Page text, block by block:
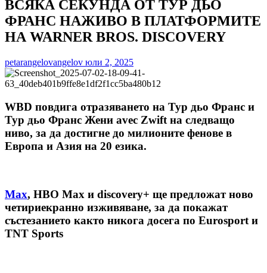
ВСЯКА СЕКУНДА ОТ ТУР ДЬО
ФРАНС НАЖИВО В ПЛАТФОРМИТЕ
НА WARNER BROS. DISCOVERY
petarangelovangelov юли 2, 2025
WBD повдига отразяването на Тур дьо Франс и
Тур дьо Франс Жени avec Zwift на следващо
ниво, за да достигне до милионите фенове в
Европа и Азия на 20 езика.
Max, HBO Max и discovery+ ще предложат ново
четириекранно изживяване, за да покажат
състезанието както никога досега по Eurosport и
TNT Sports